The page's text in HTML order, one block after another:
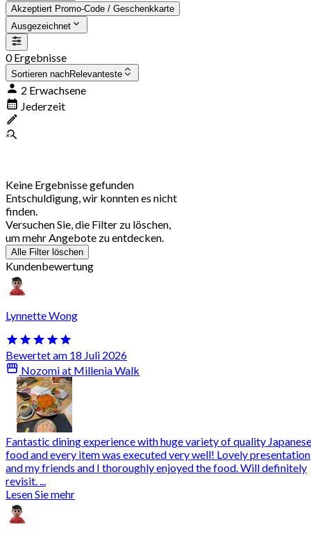
Akzeptiert Promo-Code / Geschenkkarte
Ausgezeichnet
0 Ergebnisse
Sortieren nachRelevanteste
2 Erwachsene
Jederzeit
Keine Ergebnisse gefunden
Entschuldigung, wir konnten es nicht
finden.
Versuchen Sie, die Filter zu löschen,
um mehr Angebote zu entdecken.
Alle Filter löschen
Kundenbewertung
Lynnette Wong
Bewertet am 18 Juli 2026
Nozomi at Millenia Walk
Fantastic dining experience with huge variety of quality Japanese
food and every item was executed very well! Lovely presentation
and my friends and I thoroughly enjoyed the food. Will definitely
revisit. ...
Lesen Sie mehr